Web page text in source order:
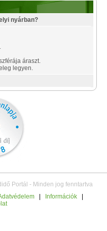
nyárban?
áraszt.
legyen.
Portál - Minden jog fenntartva
Információk